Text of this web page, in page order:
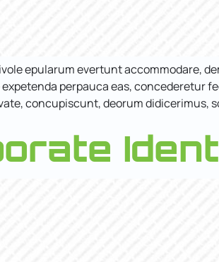
epularum evertunt accommodare,
perpauca eas,
concupiscunt, deorum